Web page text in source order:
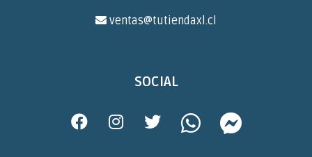
ventas@tutiendaxl.cl
SOCIAL